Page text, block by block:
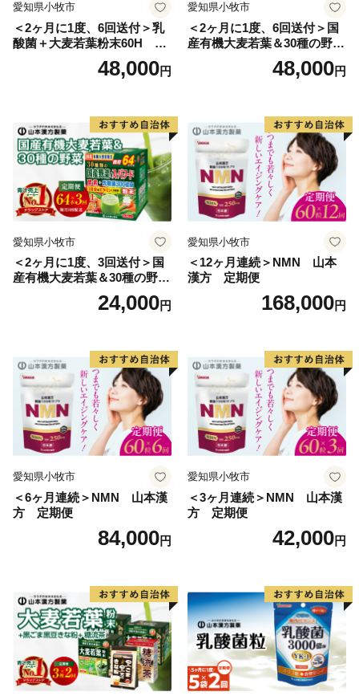
都留市に移住してきた夫婦編
山梨県都留市の観光（移住）ＰＲのＣＭ第4弾
愛知県小牧市
＜2ヶ月に1度、6回送付＞乳
酸菌＋大麦若葉粉末60H 山
48,000円
愛知県小牧市
＜2ヶ月に1度、6回送付＞国
産有機大麦若葉＆30種の野
菜 山本漢方 定期便
48,000円
愛知県小牧市
＜2ヶ月に1度、3回送付＞国
産有機大麦若葉＆30種の野
菜 山本漢方 定期便
24,000円
愛知県小牧市
＜12ヶ月連続＞NMN 山本
漢方 定期便
168,000円
愛知県小牧市
＜6ヶ月連続＞NMN 山本漢
方 定期便
84,000円
愛知県小牧市
＜3ヶ月連続＞NMN 山本漢
方 定期便
42,000円